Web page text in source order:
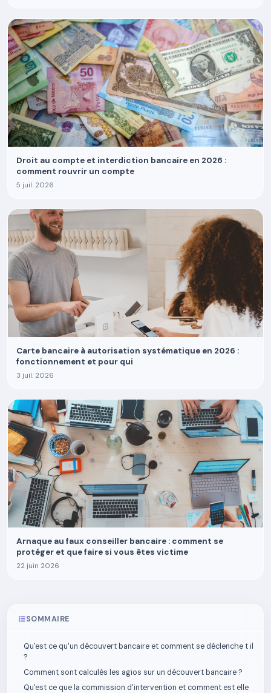
Droit au compte et interdiction bancaire en 2026 :
comment rouvrir un compte
5 juil. 2026
Carte bancaire à autorisation systématique en 2026 :
fonctionnement et pour qui
3 juil. 2026
Arnaque au faux conseiller bancaire : comment se
protéger et que faire si vous êtes victime
22 juin 2026
SOMMAIRE
Qu'est ce qu'un découvert bancaire et comment se déclenche t il
?
Comment sont calculés les agios sur un découvert bancaire ?
Qu'est ce que la commission d'intervention et comment est elle